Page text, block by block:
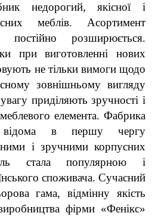
недорогий, якісної і
меблів. Асортимент
постійно розширюється.
при виготовленні нових
не тільки вимоги щодо
зовнішньому вигляду
приділяють зручності і
елемента. Фабрика
відома в першу чергу
і зручними корпусних
стала популярною і
споживача. Сучасний
гама, відмінну якість
фірми «Фенікс»